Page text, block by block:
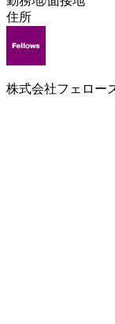
住所
株式会社フェロー